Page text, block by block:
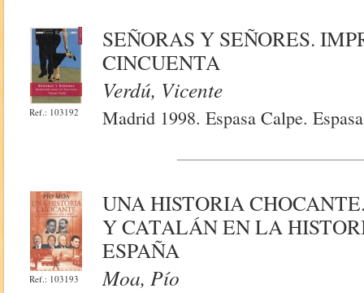
Ref.: 103192
SEÑORAS Y SEÑORES.
CINCUENTA
Verdú, Vicente
Madrid 1998. Espasa Calpe.
Ref.: 103193
UNA HISTORIA
Y CATALÁN EN LA
ESPAÑA
Moa, Pío